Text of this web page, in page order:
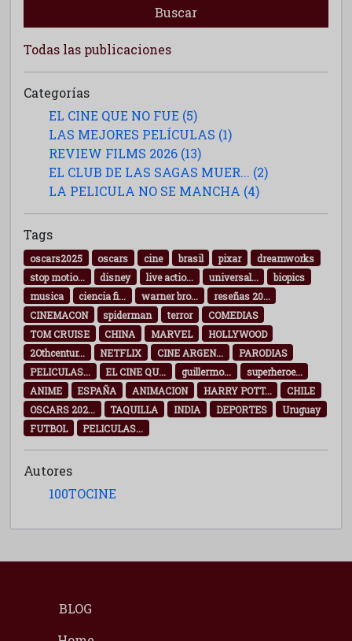
Buscar
Todas las publicaciones
Categorías
EL CINE QUE NO FUE (5)
LAS MEJORES PELÍCULAS (1)
REVIEW FILMS 2026 (13)
EL CLUB DE LAS SAGAS MUER... (2)
LA PELICULA NO SE MANCHA (4)
Tags
oscars2025 oscars cine brasil pixar
dreamworks
stop motio...
disney live actio... universal...
biopics
musica
ciencia fi... warner bro...
reseñas 20...
CINEMACON
spiderman terror
COMEDIAS
TOM CRUISE
CHINA MARVEL
HOLLYWOOD
2Othcentur...
NETFLIX CINE ARGEN...
PARODIAS
PELICULAS...
EL CINE QU... guillermo...
superheroe...
ANIME
ESPAÑA ANIMACION HARRY POTT...
CHILE
OSCARS 202...
TAQUILLA INDIA DEPORTES
Uruguay
FUTBOL
PELICULAS...
Autores
100TOCINE
BLOG